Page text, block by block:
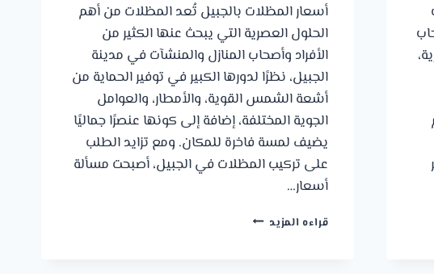
أسعار المظلات بالجبيل تُعد المظلات من أهم
الحلول العصرية التي يبحث عنها الكثير من
الأفراد وأصحاب المنازل والمنشآت في مدينة
الجبيل، نظرًا لدورها الكبير في توفير الحماية من
أشعة الشمس القوية، والأمطار، والعوامل
الجوية المختلفة، إضافة إلى كونها عنصرًا جماليًا
يضيف لمسة فاخرة للمكان. ومع تزايد الطلب
على تركيب المظلات في الجبيل، أصبحت مسألة
أسعار…
قراءه المزيدأسعار